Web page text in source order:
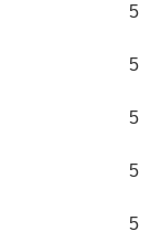
5
5
5
5
5